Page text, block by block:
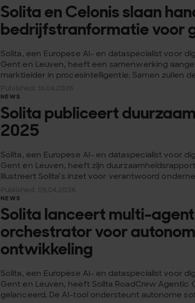
Solita en Celonis slaan
bedrijfstranformatie voor
Solita, een Europese AI- en dataspecialist voor
Gent en Leuven, heeft een samenwerking
marktleider in procesintelligentie. Samen zullen
Published: 16.04.2026
NEWS
Solita publiceert
2025
Solita, een Europese AI- en dataspecialist voor
Gent en Leuven, heeft zijn
illustreert Solita’s inzet voor verantwoord
Published: 09.04.2026
NEWS
Solita lanceert multi-
orchestrator voor
ontwikkeling
Solita, een Europese AI- en dataspecialist voor
Gent en Leuven, heeft Solita RoadCrew Agentic
gelanceerd. De AI-tool ondersteunt autonome